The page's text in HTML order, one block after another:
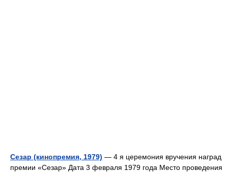
Сезар (кинопремия, 1979) — 4 я церемония вручения наград
премии «Сезар» Дата 3 февраля 1979 года Место проведения